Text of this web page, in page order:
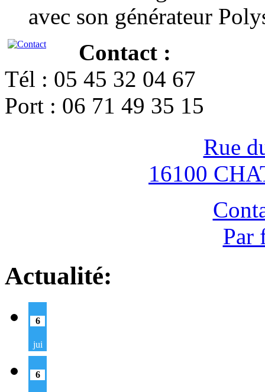
avec son générateur
Contact :
Tél : 05 45 32 04 67
Port : 06 71 49 35 15
Rue
16100
Par
Actualité:
6
jui
6